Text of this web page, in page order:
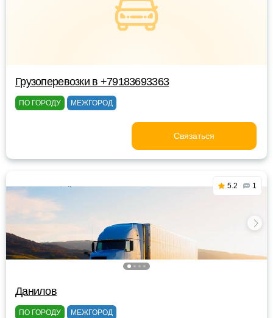
Грузоперевозки в +79183693363
ПО ГОРОДУ МЕЖГОРОД
Связаться
5.2 1
Данилов
ПО ГОРОДУ МЕЖГОРОД